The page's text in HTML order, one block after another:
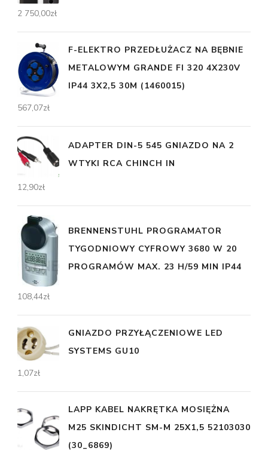
2 750,00zł
F-ELEKTRO PRZEDŁUŻACZ NA BĘBNIE
METALOWYM GRANDE FI 320 4X230V
IP44 3X2,5 30M (1460015)
567,07zł
ADAPTER DIN-5 545 GNIAZDO NA 2
WTYKI RCA CHINCH IN
12,90zł
BRENNENSTUHL PROGRAMATOR
TYGODNIOWY CYFROWY 3680 W 20
PROGRAMÓW MAX. 23 H/59 MIN IP44
108,44zł
GNIAZDO PRZYŁĄCZENIOWE LED
SYSTEMS GU10
1,07zł
LAPP KABEL NAKRĘTKA MOSIĘŻNA
M25 SKINDICHT SM-M 25X1,5 52103030
(30_6869)